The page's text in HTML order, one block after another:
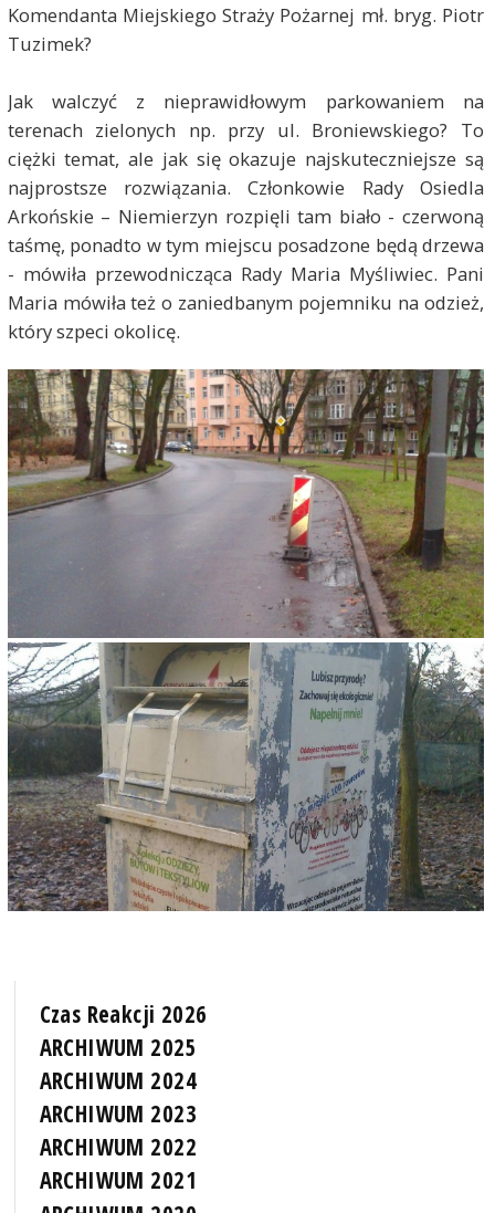
Komendanta Miejskiego Straży Pożarnej mł. bryg. Piotr
Tuzimek?
Jak walczyć z nieprawidłowym parkowaniem na
terenach zielonych np. przy ul. Broniewskiego? To
ciężki temat, ale jak się okazuje najskuteczniejsze są
najprostsze rozwiązania. Członkowie Rady Osiedla
Arkońskie – Niemierzyn rozpięli tam biało - czerwoną
taśmę, ponadto w tym miejscu posadzone będą drzewa
- mówiła przewodnicząca Rady Maria Myśliwiec. Pani
Maria mówiła też o zaniedbanym pojemniku na odzież,
który szpeci okolicę.
Czas Reakcji 2026
ARCHIWUM 2025
ARCHIWUM 2024
ARCHIWUM 2023
ARCHIWUM 2022
ARCHIWUM 2021